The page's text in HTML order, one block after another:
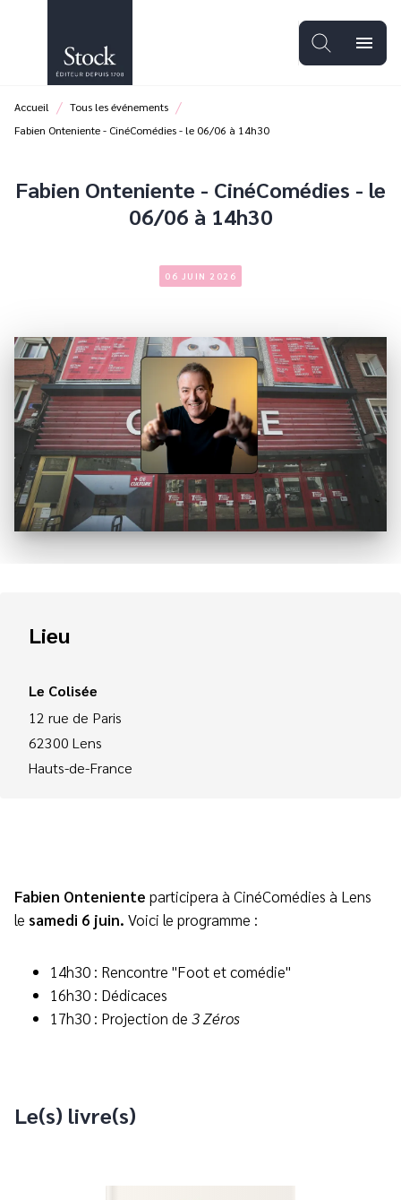
PIED DE PAGE
menu
Accueil / Tous les événements /
Fabien Onteniente - CinéComédies - le 06/06 à 14h30
Fabien Onteniente - CinéComédies - le
06/06 à 14h30
06 JUIN 2026
Lieu
Le Colisée
12 rue de Paris
62300 Lens
Hauts-de-France
Fabien Onteniente participera à CinéComédies à Lens
le samedi 6 juin. Voici le programme :
14h30 : Rencontre "Foot et comédie"
16h30 : Dédicaces
17h30 : Projection de 3 Zéros
Le(s) livre(s)